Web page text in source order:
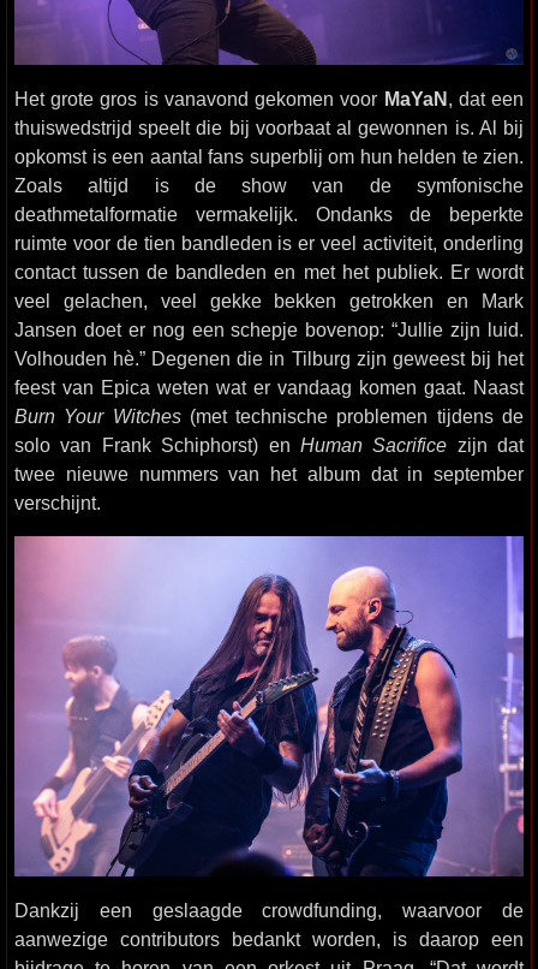
Het grote gros is vanavond gekomen voor MaYaN, dat een
thuiswedstrijd speelt die bij voorbaat al gewonnen is. Al bij
opkomst is een aantal fans superblij om hun helden te zien.
Zoals altijd is de show van de symfonische
deathmetalformatie vermakelijk. Ondanks de beperkte
ruimte voor de tien bandleden is er veel activiteit, onderling
contact tussen de bandleden en met het publiek. Er wordt
veel gelachen, veel gekke bekken getrokken en Mark
Jansen doet er nog een schepje bovenop: “Jullie zijn luid.
Volhouden hè.” Degenen die in Tilburg zijn geweest bij het
feest van Epica weten wat er vandaag komen gaat. Naast
Burn Your Witches(met technische problemen tijdens de
solo van Frank Schiphorst) en Human Sacrifice zijn dat
twee nieuwe nummers van het album dat in september
verschijnt.
Dankzij een geslaagde crowdfunding, waarvoor de
aanwezige contributors bedankt worden, is daarop een